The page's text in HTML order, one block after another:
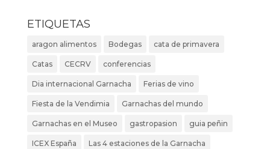
ETIQUETAS
aragon alimentos Bodegas cata de primavera
Catas CECRV conferencias
Dia internacional Garnacha Ferias de vino
Fiesta de la Vendimia Garnachas del mundo
Garnachas en el Museo gastropasion guia peñin
ICEX España Las 4 estaciones de la Garnacha